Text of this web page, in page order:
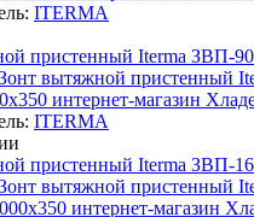
ITERMA
пристенный Iterma ЗВП-
ITERMA
пристенный Iterma ЗВП-